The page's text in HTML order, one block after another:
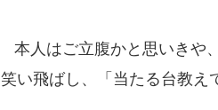
本人はご立腹かと思いきや
笑い飛ばし、「当たる台教え